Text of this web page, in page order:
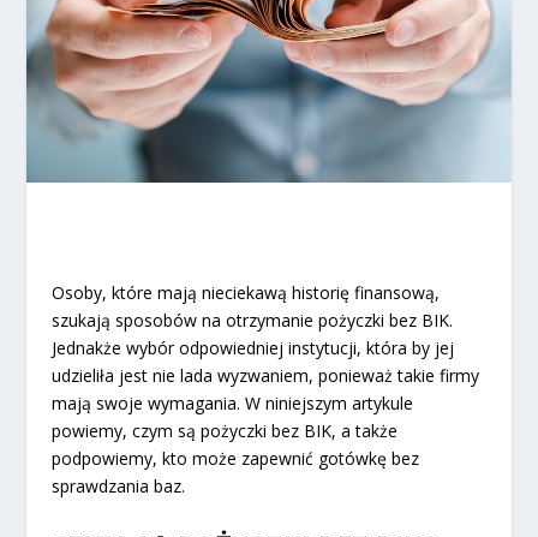
Osoby, które mają nieciekawą historię finansową,
szukają sposobów na otrzymanie pożyczki bez BIK.
Jednakże wybór odpowiedniej instytucji, która by jej
udzieliła jest nie lada wyzwaniem, ponieważ takie firmy
mają swoje wymagania. W niniejszym artykule
powiemy, czym są pożyczki bez BIK, a także
podpowiemy, kto może zapewnić gotówkę bez
sprawdzania baz.